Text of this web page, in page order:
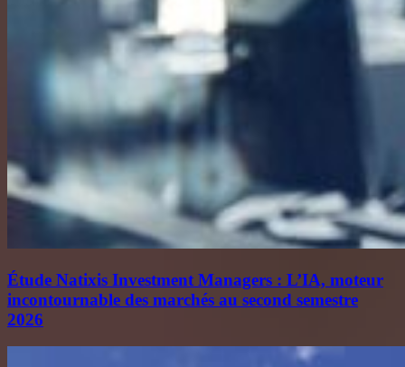
Étude Natixis Investment Managers : L’IA, moteur
incontournable des marchés au second semestre
2026